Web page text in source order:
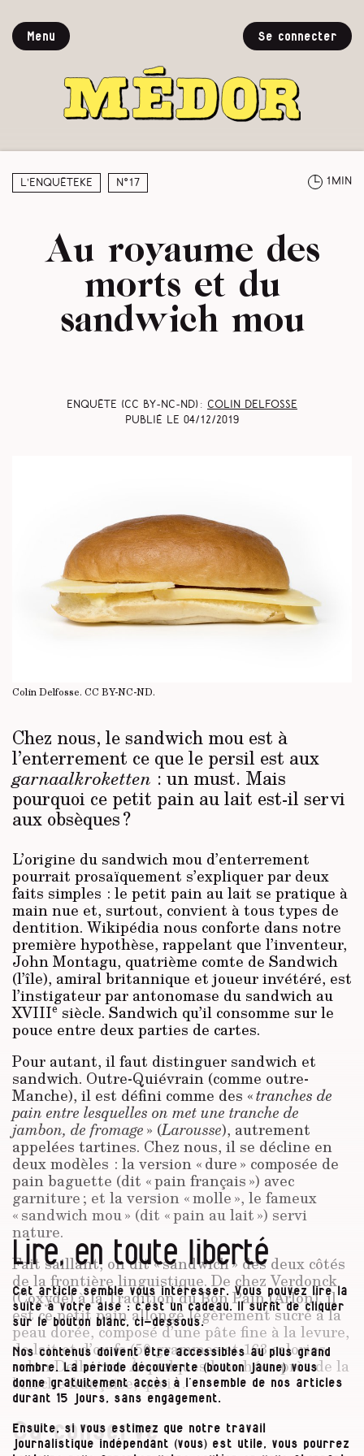
Menu Se connecter
L’enquêteke N°17 1min
Au royaume des
morts et du
sandwich mou
Enquête (CC BY-NC-ND) : Colin Delfosse
Publié le 04/12/2019
Colin Delfosse. CC BY-NC-ND.
Chez nous, le sandwich mou est à
l’enterrement ce que le persil est aux
garnaalkroketten : un must. Mais
pourquoi ce petit pain au lait est-il servi
aux obsèques ?
L’origine du sandwich mou d’enterrement
pourrait prosaïquement s’expliquer par deux
faits simples : le petit pain au lait se pratique à
main nue et, surtout, convient à tous types de
dentition. Wikipédia nous conforte dans notre
première hypothèse, rappelant que l’inventeur,
John Montagu, quatrième comte de Sandwich
(l’île), amiral britannique et joueur invétéré, est
l’instigateur par antonomase du sandwich au
XVIIIe siècle. Sandwich qu’il consomme sur le
pouce entre deux parties de cartes.
Pour autant, il faut distinguer sandwich et
sandwich. Outre-Quiévrain (comme outre-
Manche), il est défini comme des «tranches de
pain entre lesquelles on met une tranche de
jambon, de fromage» (Larousse), autrement
appelées tartines. Chez nous, il se décline en
deux modèles : la version « dure » composée de
pain baguette (dit « pain français ») avec
garniture ; et la version « molle », le fameux
« sandwich mou » (dit « pain au lait ») servi
nature.
Fait saillant, on dit « sandwich » des deux côtés
de la frontière linguistique. De chez Verdonck
(Coxyde) à la Tradition du Bon Pain (Arlon), il
est ce petit pain allongé légèrement sucré à la
peau dorée, composé d’une pâte fine à la levure,
de lait et d’œufs (50 grammes et 163 calories,
selon Delhaize). À quelques bouchées près de la
brioche française, quoi…
Ça conserve
Lire, en toute liberté
Cet article semble vous intéresser. Vous pouvez lire la
suite à votre aise : c’est un cadeau. Il suffit de cliquer
sur le bouton blanc, ci-dessous.
Nos contenus doivent être accessibles au plus grand
nombre. La période découverte (bouton jaune) vous
donne gratuitement accès à l’ensemble de nos articles
durant 15 jours, sans engagement.
Ensuite, si vous estimez que notre travail
journalistique indépendant (vous) est utile, vous pourrez